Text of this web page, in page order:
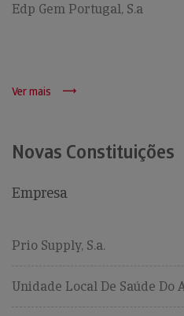
Edp Gem Portugal, S.a
Ver mais
Novas Constituições
Empresa
Prio Supply, S.a.
Unidade Local De Saúde Do